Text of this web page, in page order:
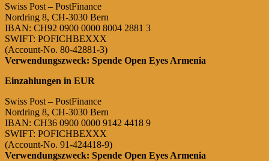
Swiss Post – PostFinance
Nordring 8, CH-3030 Bern
IBAN: CH92 0900 0000 8004 2881 3
SWIFT: POFICHBEXXX
(Account-No. 80-42881-3)
Verwendungszweck: Spende Open Eyes Armenia
Einzahlungen in EUR
Swiss Post – PostFinance
Nordring 8, CH-3030 Bern
IBAN: CH36 0900 0000 9142 4418 9
SWIFT: POFICHBEXXX
(Account-No. 91-424418-9)
Verwendungszweck: Spende Open Eyes Armenia